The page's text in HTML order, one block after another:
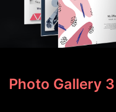
Photo Gallery